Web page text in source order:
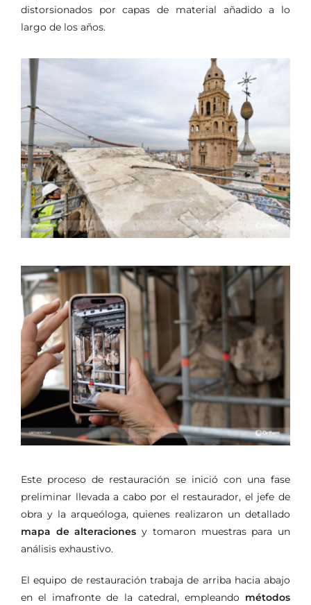
distorsionados por capas de material añadido a lo
largo de los años.
Este proceso de restauración se inició con una fase
preliminar llevada a cabo por el restaurador, el jefe de
obra y la arqueóloga, quienes realizaron un detallado
mapa de alteraciones y tomaron muestras para un
análisis exhaustivo.
El equipo de restauración trabaja de arriba hacia abajo
en el imafronte de la catedral, empleando métodos